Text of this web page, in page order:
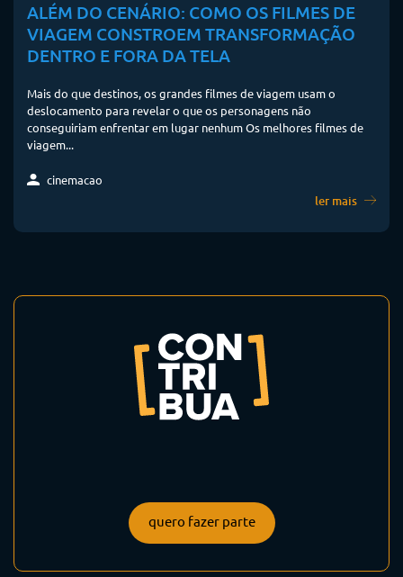
ALÉM DO CENÁRIO: COMO OS FILMES DE
VIAGEM CONSTROEM TRANSFORMAÇÃO
DENTRO E FORA DA TELA
Mais do que destinos, os grandes filmes de viagem usam o
deslocamento para revelar o que os personagens não
conseguiriam enfrentar em lugar nenhum Os melhores filmes de
viagem...
cinemacao
ler mais
quero fazer parte